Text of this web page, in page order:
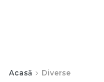
Acasă Diverse